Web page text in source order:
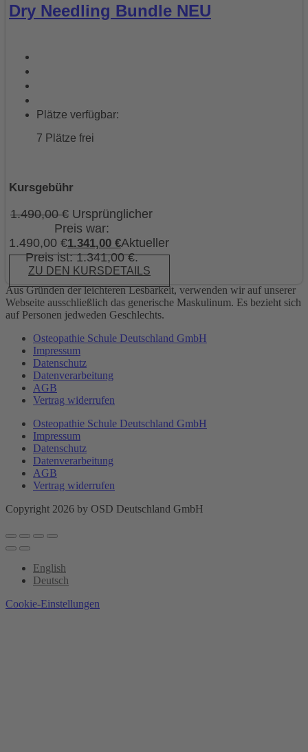
Dry Needling Bundle NEU
Plätze verfügbar:
7 Plätze frei
Kursgebühr
1.490,00€ Ursprünglicher
Preis war:
1.490,00 €1.341,00 €Aktueller
Preis ist: 1.341,00 €.
ZU DEN KURSDETAILS
Aus Gründen der leichteren Lesbarkeit, verwenden wir auf unserer
Webseite ausschließlich das generische Maskulinum. Es bezieht sich
auf Personen jedweden Geschlechts.
Osteopathie Schule Deutschland GmbH
Impressum
Datenschutz
Datenverarbeitung
AGB
Vertrag widerrufen
Osteopathie Schule Deutschland GmbH
Impressum
Datenschutz
Datenverarbeitung
AGB
Vertrag widerrufen
Copyright 2026 by OSD Deutschland GmbH
English
Deutsch
Cookie-Einstellungen